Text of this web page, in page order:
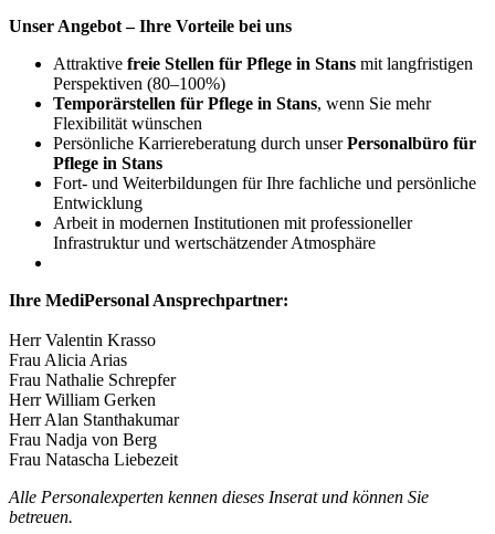
Unser Angebot – Ihre Vorteile bei uns
Attraktive freie Stellen für Pflege in Stans mit langfristigen
Perspektiven (80–100%)
Temporärstellen für Pflege in Stans, wenn Sie mehr
Flexibilität wünschen
Persönliche Karriereberatung durch unserPersonalbüro für
Pflege in Stans
Fort- und Weiterbildungen für Ihre fachliche und persönliche
Entwicklung
Arbeit in modernen Institutionen mit professioneller
Infrastruktur und wertschätzender Atmosphäre
Ihre MediPersonal Ansprechpartner:
Herr Valentin Krasso
Frau Alicia Arias
Frau Nathalie Schrepfer
Herr William Gerken
Herr Alan Stanthakumar
Frau Nadja von Berg
Frau Natascha Liebezeit
Alle Personalexperten kennen dieses Inserat und können Sie
betreuen.